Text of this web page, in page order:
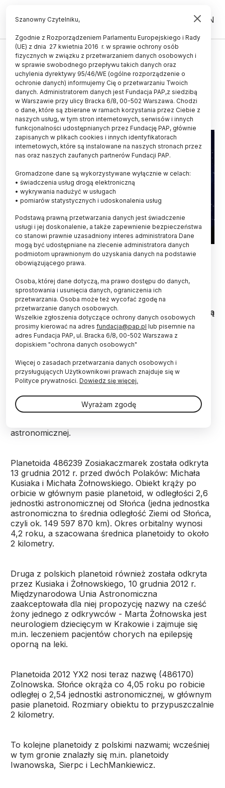
PL EN
Dwie planetoidy otrzymały
polskie nazwy
09.10.2017
aktualizacja: 09.10.2017
2 minuty czytania
Fot. Fotolia
nosiły nazwy na cześć kobiet: zwyciężczyni
olimpiady astronomicznej Zosi Kaczmarek oraz
lekarki z Krakowa Marty Żołnowskiej - wynika z
informacji opublikowanych przez Międzynarodową
Unię Astronomiczną oraz Minor Planet Center.
Zosiakaczmarek, wcześniej znaną jako 2013 BK16.
Nazwa została nadana na cześć Zosi Kaczmarek,
dwukrotnej laureatki Olimpiady Astronomicznej (w
Międzynarodowej Olimpiady z Astronomii i
Astrofizyki. Nazwa dla planetoidy była specjalną
astronomicznej.
Planetoida 486239 Zosiakaczmarek została odkryta
13 grudnia 2012 r. przed dwóch Polaków: Michała
Kusiaka i Michała Żołnowskiego. Obiekt krąży po
orbicie w głównym pasie planetoid, w odległości 2,6
jednostki astronomicznej od Słońca (jedna jednostka
astronomiczna to średnia odległość Ziemi od Słońca,
czyli ok. 149 597 870 km). Okres orbitalny wynosi
4,2 roku, a szacowana średnica planetoidy to około
2 kilometry.
Druga z polskich planetoid również została odkryta
przez Kusiaka i Żołnowskiego, 10 grudnia 2012 r.
Międzynarodowa Unia Astronomiczna
zaakceptowała dla niej propozycję nazwy na cześć
żony jednego z odkrywców - Marta Żołnowska jest
neurologiem dziecięcym w Krakowie i zajmuje się
m.in. leczeniem pacjentów chorych na epilepsję
oporną na leki.
Planetoida 2012 YX2 nosi teraz nazwę (486170)
Zolnowska. Słońce okrąża co 4,05 roku po robicie
odległej o 2,54 jednostki astronomicznej, w głównym
pasie planetoid. Rozmiary obiektu to przypuszczalnie
2 kilometry.
To kolejne planetoidy z polskimi nazwami; wcześniej
w tym gronie znalazły się m.in. planetoidy
Iwanowska, Sierpc i LechMankiewicz.
Szanowny Czytelniku,
Zgodnie z Rozporządzeniem Parlamentu Europejskiego i Rady
(UE) z dnia 27 kwietnia 2016 r. w sprawie ochrony osób
fizycznych w związku z przetwarzaniem danych osobowych i
w sprawie swobodnego przepływu takich danych oraz
uchylenia dyrektywy 95/46/WE (ogólne rozporządzenie o
ochronie danych) informujemy Cię o przetwarzaniu Twoich
danych. Administratorem danych jest Fundacja PAP,z siedzibą
w Warszawie przy ulicy Bracka 6/8, 00-502 Warszawa. Chodzi
o dane, które są zbierane w ramach korzystania przez Ciebie z
naszych usług, w tym stron internetowych, serwisów i innych
funkcjonalności udostępnianych przez Fundację PAP, głównie
zapisanych w plikach cookies i innych identyfikatorach
internetowych, które są instalowane na naszych stronach przez
nas oraz naszych zaufanych partnerów Fundacji PAP.
Gromadzone dane są wykorzystywane wyłącznie w celach:
• świadczenia usług drogą elektroniczną
• wykrywania nadużyć w usługach
• pomiarów statystycznych i udoskonalenia usług
Podstawą prawną przetwarzania danych jest świadczenie
usługi i jej doskonalenie, a także zapewnienie bezpieczeństwa
co stanowi prawnie uzasadniony interes administratora Dane
mogą być udostępniane na zlecenie administratora danych
podmiotom uprawnionym do uzyskania danych na podstawie
obowiązującego prawa.
Osoba, której dane dotyczą, ma prawo dostępu do danych,
sprostowania i usunięcia danych, ograniczenia ich
przetwarzania. Osoba może też wycofać zgodę na
przetwarzanie danych osobowych.
Wszelkie zgłoszenia dotyczące ochrony danych osobowych
prosimy kierować na adres fundacja@pap.pl lub pisemnie na
adres Fundacja PAP, ul. Bracka 6/8, 00-502 Warszawa z
dopiskiem "ochrona danych osobowych"
Więcej o zasadach przetwarzania danych osobowych i
przysługujących Użytkownikowi prawach znajduje się w
Polityce prywatności. Dowiedz się więcej.
Wyrażam zgodę